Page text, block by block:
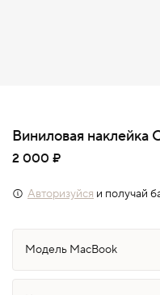
Виниловая наклейка
2 000 ₽
Авторизуйся и получай